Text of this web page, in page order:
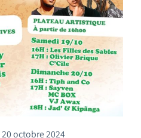
20 octobre 2024